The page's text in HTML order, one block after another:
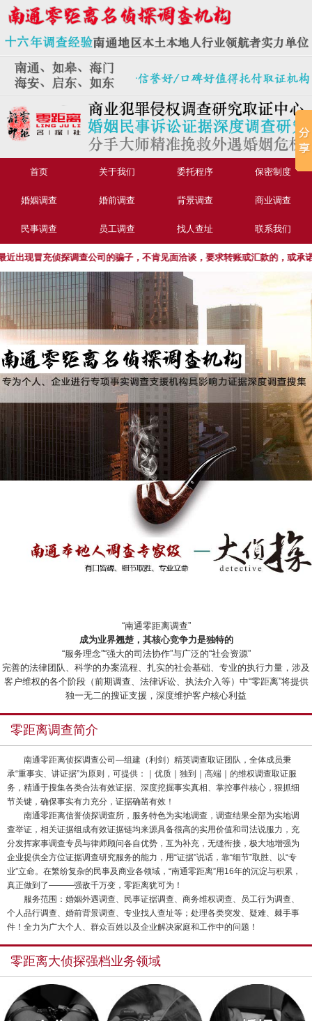
首页 关于我们 委托程序 保密制度
婚姻调查 婚前调查 背景调查 商业调查
民事调查 员工调查 找人查址 联系我们
现冒充侦探调查公司的骗子，不肯见面洽谈，要求转账或汇款的，或承诺不
“南通零距离调查”
成为业界翘楚，其核心竞争力是独特的
“服务理念”“强大的司法协作”与广泛的“社会资源”
完善的法律团队、科学的办案流程、扎实的社会基础、专业的执行力量，涉及
客户维权的各个阶段（前期调查、法律诉讼、执法介入等）中“零距离”将提供
独一无二的搜证支援，深度维护客户核心利益
零距离调查简介
南通零距离侦探调查公司—组建（利剑）精英调查取证团队，全体成员秉
承“重事实、讲证据”为原则，可提供：｜优质｜独到｜高端｜的维权调查取证服
务，精通于搜集各类合法有效证据、深度挖掘事实真相、掌控事件核心，狠抓细
节关键，确保事实有力充分，证据确凿有效！
南通零距离信誉侦探调查所，服务特色为实地调查，调查结果全部为实地调
查举证，相关证据组成有效证据链均来源具备很高的实用价值和司法说服力，充
分发挥家事调查专员与律师顾问各自优势，互为补充，无缝衔接，极大地增强为
企业提供全方位证据调查研究服务的能力，用“证据”说话，靠“细节”取胜、以“专
业”立命。在繁纷复杂的民事及商业各领域，“南通零距离”用16年的沉淀与积累，
真正做到了———强敌千万变，零距离犹可为！
服务范围：婚姻外遇调查、民事证据调查、商务维权调查、员工行为调查、
个人品行调查、婚前背景调查、专业找人查址等；处理各类突发、疑难、棘手事
件！全力为广大个人、群众百姓以及企业解决家庭和工作中的问题！
零距离大侦探强档业务领域